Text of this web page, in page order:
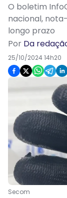
O boletim
nacional,
longo prazo
Por Da
25/10/2024 14h20
Secom